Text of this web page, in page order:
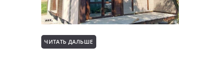
ЧИТАТЬ ДАЛЬШЕ